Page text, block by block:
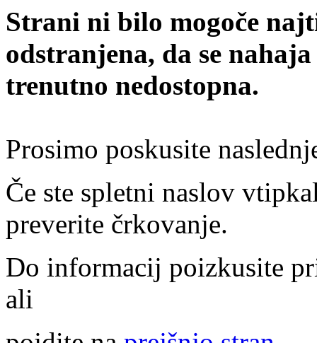
Strani ni bilo mogoče
odstranjena, da se
trenutno nedostopna.
Prosimo poskusite
Če ste spletni naslov
preverite črkovanje.
Do informacij poizkusite
ali